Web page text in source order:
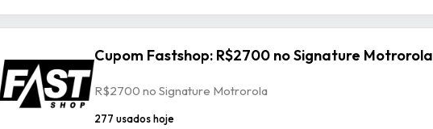
Cupom Fastshop: R$2700 no Signature Motrorola
R$2700 no Signature Motrorola
277 usados hoje